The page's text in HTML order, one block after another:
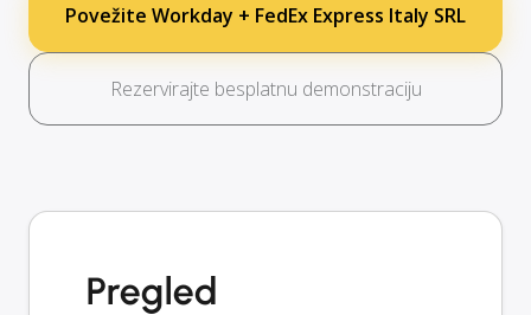
Povežite Workday + FedEx Express Italy SRL
Rezervirajte besplatnu demonstraciju
Pregled